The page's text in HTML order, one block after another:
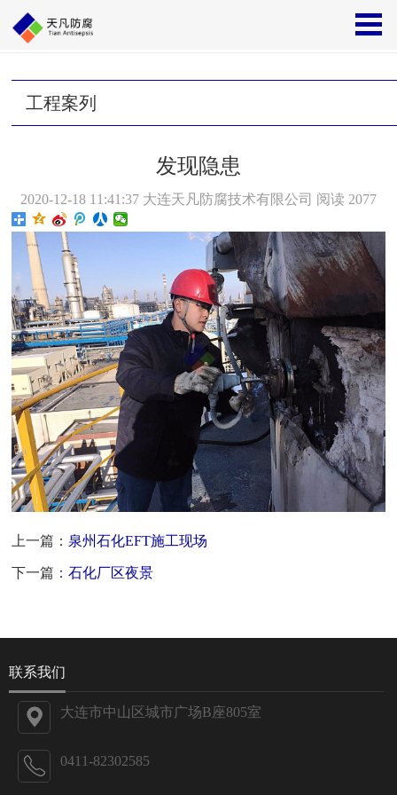
首页>> 成功案例
工程案列
发现隐患
2020-12-18 11:41:37 大连天凡防腐技术有限公司 阅读 2077
上一篇： 泉州石化EFT施工现场
下一篇：石化厂区夜景
联系我们
大连市中山区城市广场B座805室
0411-82302585